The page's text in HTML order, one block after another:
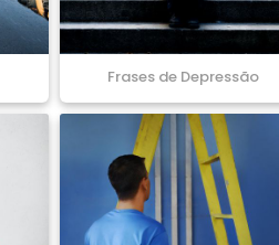
Frases de Depressão